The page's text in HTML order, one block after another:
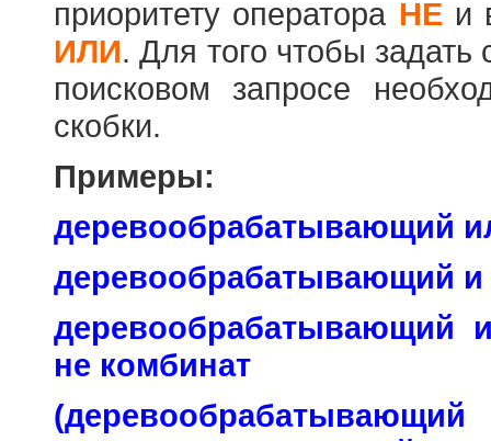
приоритету оператора НЕи
ИЛИ. Для того чтобы задать
поисковом запросе
скобки.
Примеры:
деревообрабатывающий
деревообрабатывающий и
деревообрабатывающий
не комбинат